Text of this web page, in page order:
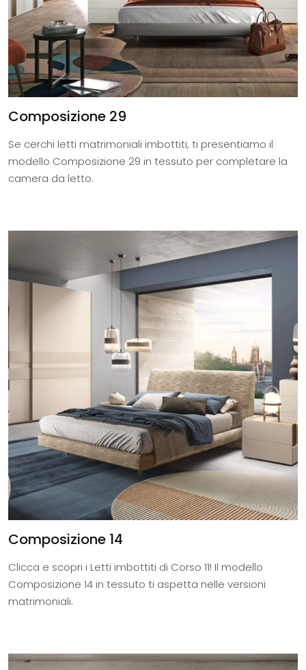
Composizione 29
Se cerchi letti matrimoniali imbottiti, ti presentiamo il
modello Composizione 29 in tessuto per completare la
camera da letto.
Composizione 14
Clicca e scopri i Letti imbottiti di Corso 11! Il modello
Composizione 14 in tessuto ti aspetta nelle versioni
matrimoniali.